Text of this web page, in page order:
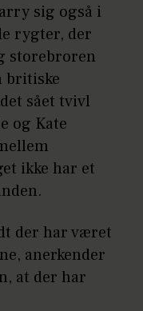
sig også i
rygter, der
storebroren
britiske
sået tvivl
og Kate
ikke har et
der har været
anerkender
at der har